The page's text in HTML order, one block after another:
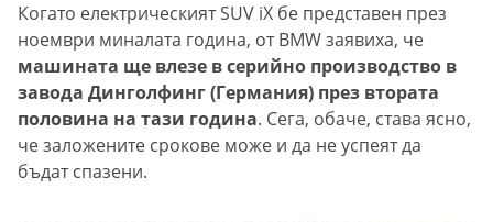
Когато електрическият SUV iX бе представен през
ноември миналата година, от BMW заявиха, че
машината ще влезе в серийно производство в
завода Динголфинг (Германия) през втората
половина на тази година. Сега, обаче, става ясно,
че заложените срокове може и да не успеят да
бъдат спазени.